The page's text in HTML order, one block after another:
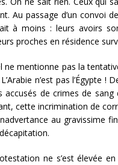
Au passage d’un convoi
à moins : leurs avoirs
proches en résidence
ne mentionne pas la
n’est pas l’Égypte
accusés de crimes de
cette incrimination de
au gravissime
ne s’est élevée